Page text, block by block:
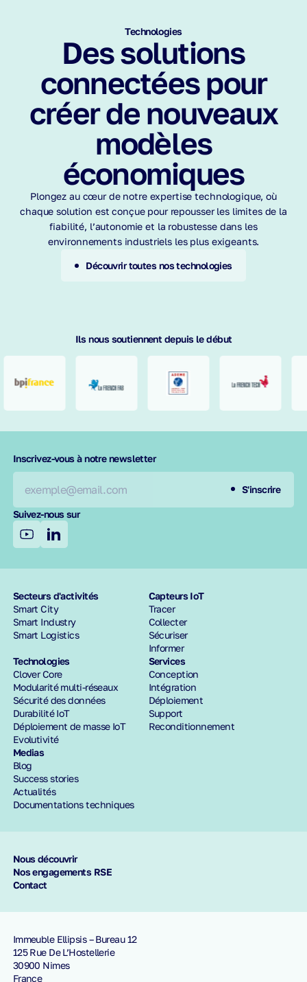
Technologies
Des solutions
connectées pour
créer de nouveaux
modèles
économiques
Plongez au cœur de notre expertise technologique, où
chaque solution est conçue pour repousser les limites de la
fiabilité, l’autonomie et la robustesse dans les
environnements industriels les plus exigeants.
Découvrir toutes nos technologies
Ils nous soutiennent depuis le début
Inscrivez-vous à notre newsletterrequis
S'inscrire
Suivez-nous sur
Secteurs d'activités
Smart City
Smart Industry
Smart Logistics
Capteurs IoT
Tracer
Collecter
Sécuriser
Informer
Technologies
Clover Core
Modularité multi-réseaux
Sécurité des données
Durabilité IoT
Déploiement de masse IoT
Evolutivité
Services
Conception
Intégration
Déploiement
Support
Reconditionnement
Medias
Blog
Success stories
Actualités
Documentations techniques
Nous découvrir
Nos engagements RSE
Contact
Immeuble Ellipsis – Bureau 12
125 Rue De L’Hostellerie
30900 Nimes
France